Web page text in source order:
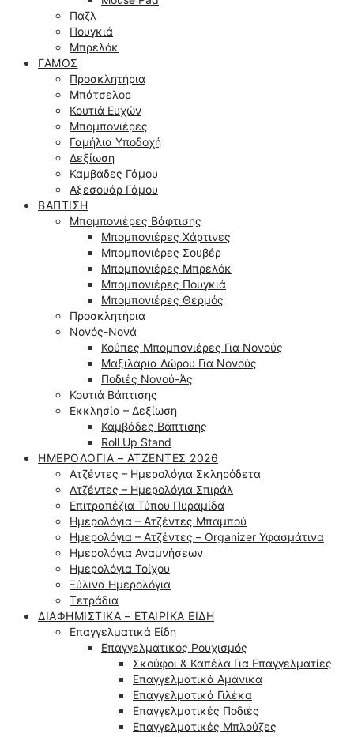
Παζλ
Πουγκιά
Μπρελόκ
ΓΆΜΟΣ
Προσκλητήρια
Μπάτσελορ
Κουτιά Ευχών
Μπομπονιέρες
Γαμήλια Υποδοχή
Δεξίωση
Καμβάδες Γάμου
Αξεσουάρ Γάμου
ΒΆΠΤΙΣΗ
Μπομπονιέρες Βάφτισης
Μπομπονιέρες Χάρτινες
Μπομπονιέρες Σουβέρ
Μπομπονιέρες Μπρελόκ
Μπομπονιέρες Πουγκιά
Μπομπονιέρες Θερμός
Προσκλητήρια
Νονός-Νονά
Κούπες Μπομπονιέρες Για Νονούς
Μαξιλάρια Δώρου Για Νονούς
Ποδιές Νονού-Άς
Κουτιά Βάπτισης
Εκκλησία – Δεξίωση
Καμβάδες Βάπτισης
Roll Up Stand
ΗΜΕΡΟΛΌΓΙΑ – ΑΤΖΈΝΤΕΣ 2026
Ατζέντες – Ημερολόγια Σκληρόδετα
Ατζέντες – Ημερολόγια Σπιράλ
Επιτραπέζια Τύπου Πυραμίδα
Ημερολόγια – Ατζέντες Μπαμπού
Ημερολόγια – Ατζέντες – Organizer Υφασμάτινα
Ημερολόγια Αναμνήσεων
Ημερολόγια Τοίχου
Ξύλινα Ημερολόγια
Τετράδια
ΔΙΑΦΗΜΙΣΤΙΚΆ – ΕΤΑΙΡΙΚΆ ΕΊΔΗ
Επαγγελματικά Είδη
Επαγγελματικός Ρουχισμός
Σκούφοι & Καπέλα Για Επαγγελματίες
Επαγγελματικά Αμάνικα
Επαγγελματικά Γιλέκα
Επαγγελματικές Ποδιές
Επαγγελματικές Μπλούζες